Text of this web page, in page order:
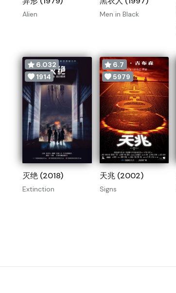
Alien Men in Black
6.032
1914
灭绝 (2018)
Extinction
6.7
5979
天兆 (2002)
Signs